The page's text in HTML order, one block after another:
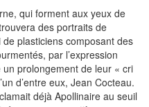
qui forment aux yeux de
des portraits de
plasticiens composant des
par l’expression
un prolongement de leur « cri
d’entre eux, Jean Cocteau.
déjà Apollinaire au seuil